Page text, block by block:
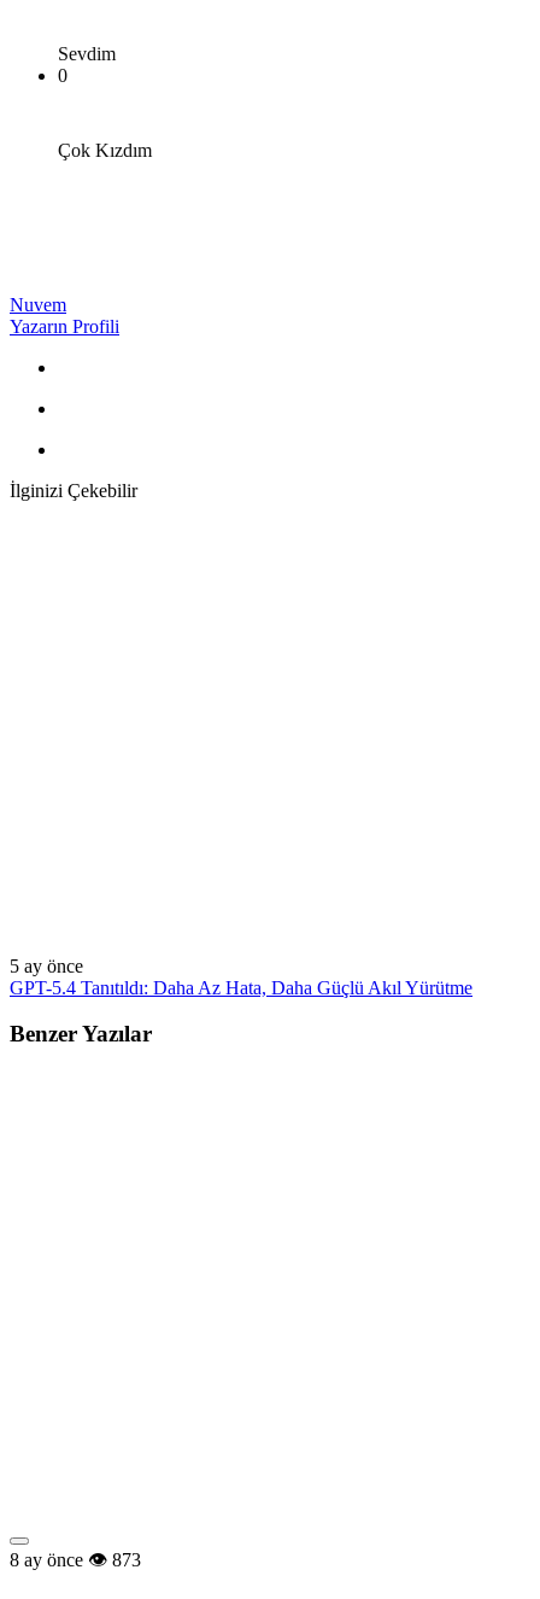
Sevdim
0
Çok Kızdım
Nuvem
Yazarın Profili
İlginizi Çekebilir
5 ay önce
GPT-5.4 Tanıtıldı: Daha Az Hata, Daha Güçlü Akıl Yürütme
Benzer Yazılar
8 ay önce 873